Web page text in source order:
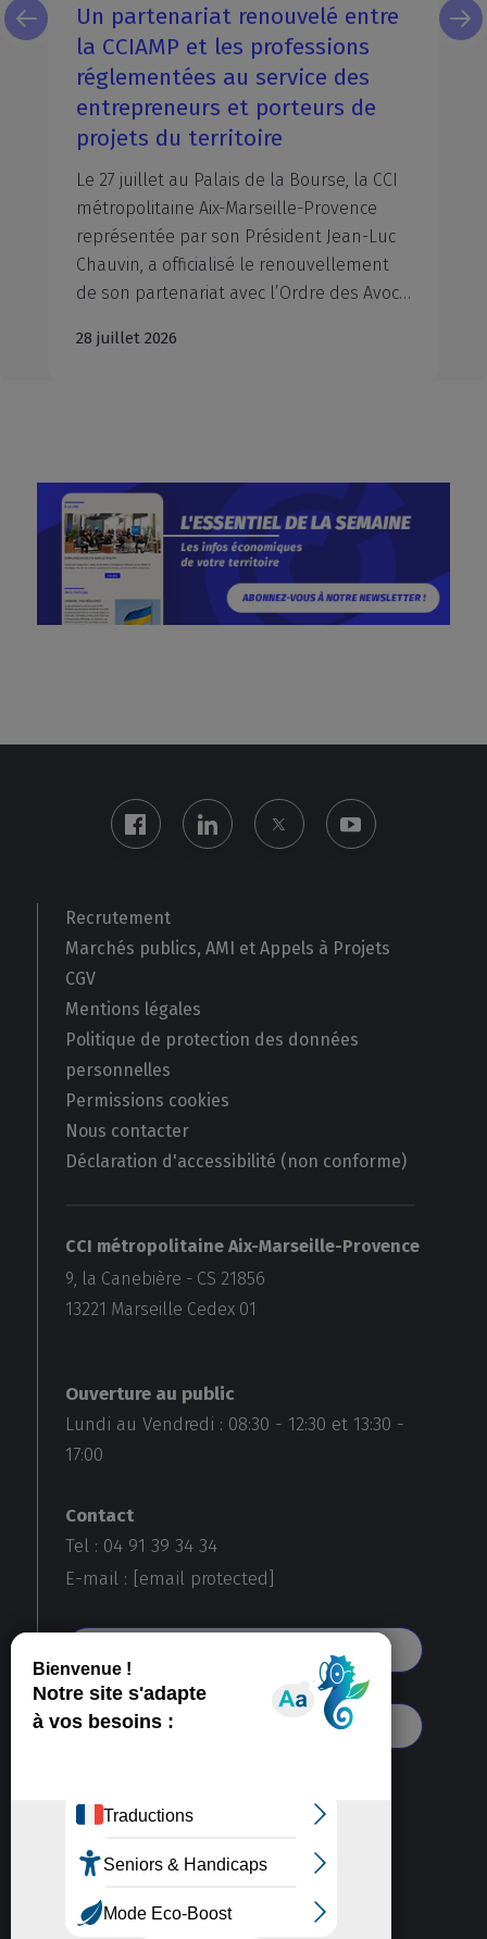
Un partenariat renouvelé entre
la CCIAMP et les professions
réglementées au service des
entrepreneurs et porteurs de
projets du territoire
Le 27 juillet au Palais de la Bourse, la CCI
métropolitaine Aix-Marseille-Provence
représentée par son Président Jean-Luc
Chauvin, a officialisé le renouvellement
de son partenariat avec l’Ordre des Avocats du Barreau d’Aix-en-Provence, représenté par Monsieur le Bâtonnier Xavier PIETRA, l’Ordre des Avocats du Barreau de Marseille, représenté par Maître Marie-Dominique Poinso-Pourtal, Bâtonnière et Maître Jean-Michel Ollier, Vice-Bâtonnier, la Chambre départementale des Notaires des Bouches-du-Rhône, représentée par Maître Alexis Boyer en l'absence de son Président, Maître Jean-Michel Moulin, et le Conseil Régional de l’Ordre des Experts-Comptables Provence-Alpes-Côte d’Azur, représenté par son Président, Nicolas Férand. À travers la signature de ces conventions, la CCIAMP et l’interprofession du droit et du chiffre réaffirment leur volonté commune de mobiliser leurs expertises respectives au profit des entrepreneurs et des dirigeants d'entreprise du territoire.
28 juillet 2026
CCI métropolitaine Aix-Marseille-Provence
9, la Canebière - CS 21856
13221 Marseille Cedex 01
Ouverture au public
Lundi au Vendredi : 08:30 - 12:30 et 13:30 -
17:00
Contact
Tel : 04 91 39 34 34
E-mail :
[email protected]
S'abonner à notre newsletter
Recrutement
Marchés publics, AMI et Appels à Projets
CGV
Mentions légales
Politique de protection des données
personnelles
Permissions cookies
Nous contacter
Déclaration d'accessibilité (non conforme)